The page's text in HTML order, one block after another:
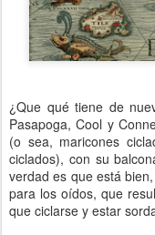
¿Que qué tiene de
Pasapoga, Cool y
(o sea, maricones
ciclados), con su
verdad es que está
para los oídos, que
que ciclarse y estar